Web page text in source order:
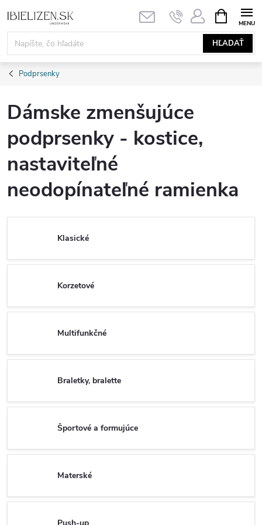
na
obsah
HĽADAŤ
KOŠÍK
Podprsenky
Dámske zmenšujúce
podprsenky - kostice,
nastaviteľné
neodopínateľné ramienka
Klasické
Korzetové
Multifunkčné
Braletky, bralette
Športové a formujúce
Materské
Push-up